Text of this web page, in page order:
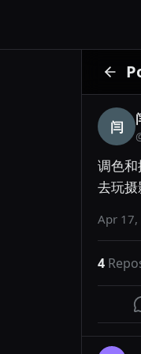
闫
调色
去玩
Apr
4